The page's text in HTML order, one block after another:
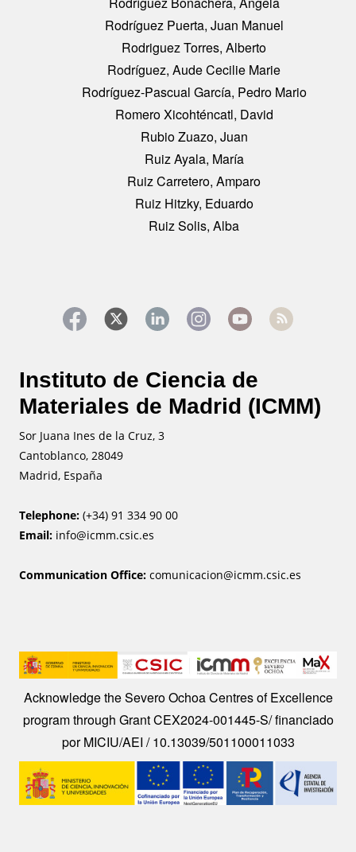
Rodríguez Puerta, Juan Manuel
Rodriguez Torres, Alberto
Rodríguez, Aude Cecilie Marie
Rodríguez-Pascual García, Pedro Mario
Romero Xicohténcatl, David
Rubio Zuazo, Juan
Ruiz Ayala, María
Ruiz Carretero, Amparo
Ruiz Hitzky, Eduardo
Ruiz Solis, Alba
Instituto de Ciencia de
Materiales de Madrid (ICMM)
Sor Juana Ines de la Cruz, 3
Cantoblanco, 28049
Madrid, España
Telephone: (+34) 91 334 90 00
Email: info@icmm.csic.es
Communication Office: comunicacion@icmm.csic.es
Image
Acknowledge the Severo Ochoa Centres of Excellence
program through Grant CEX2024-001445-S/ financiado
por MICIU/AEI / 10.13039/501100011033
Image